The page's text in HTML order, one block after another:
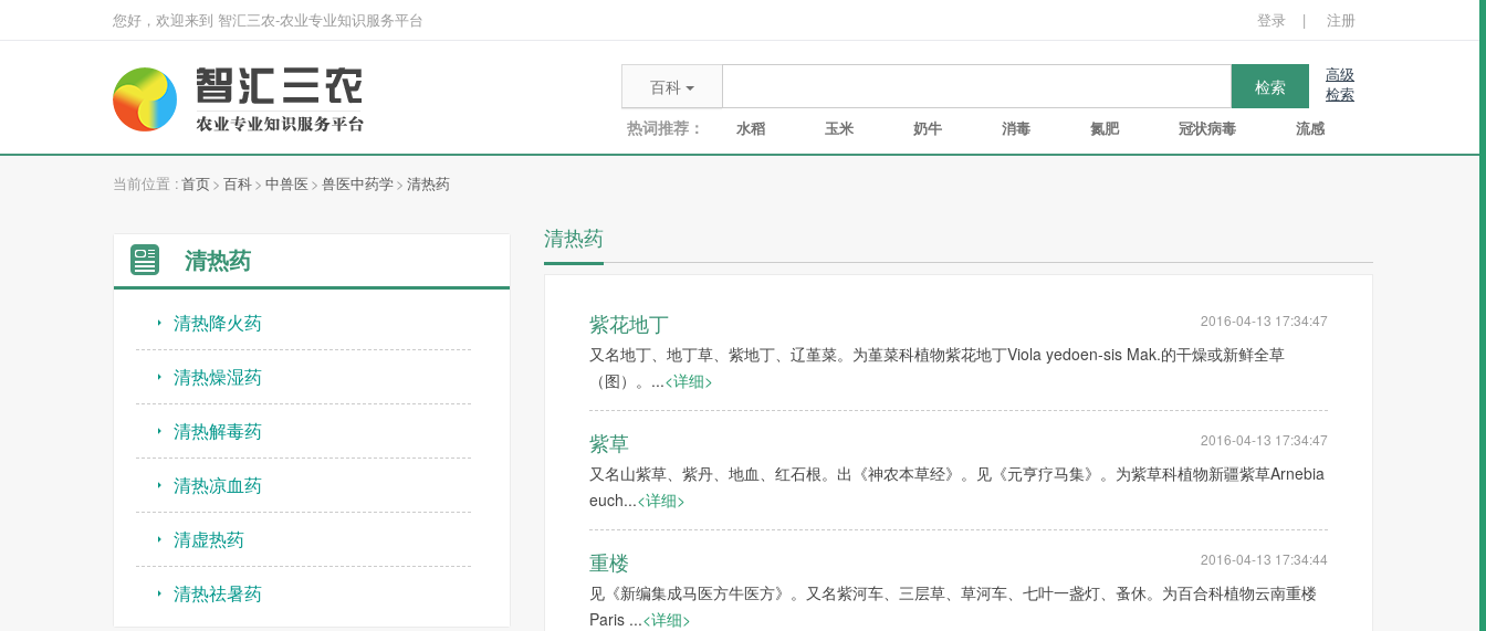
您好，欢迎来到 智汇三农-农业专业知识服务平台 登录 | 注册
百科
高级
检索
热词推荐： 水稻 玉米 奶牛 消毒 氮肥 冠状病毒 流感
当前位置 :首页> 百科> 中兽医 > 兽医中药学> 清热药
清热药
清热降火药
清热燥湿药
清热解毒药
清热凉血药
清虚热药
清热祛暑药
清热药
紫花地丁 2016-04-13 17:34:47
又名地丁、地丁草、紫地丁、辽堇菜。为堇菜科植物紫花地丁Viola yedoen-sis Mak.的干燥或新鲜全草
（图）。...<详细>
紫草 2016-04-13 17:34:47
又名山紫草、紫丹、地血、红石根。出《神农本草经》。见《元亨疗马集》。为紫草科植物新疆紫草Arnebia
euch...<详细>
重楼 2016-04-13 17:34:44
见《新编集成马医方牛医方》。又名紫河车、三层草、草河车、七叶一盏灯、蚤休。为百合科植物云南重楼
Paris ...<详细>